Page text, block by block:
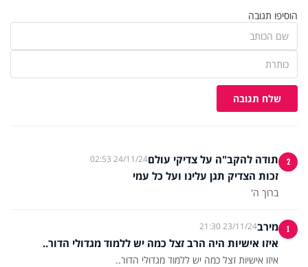
הוסיפו תגובה
שלח תגובה
2 תודה להקב"ה על צדיקי עולם24/11/24 02:53
זכות הצדיק תגן עלינו ועל כל עמי
ברוך ה'
1 מירב23/11/24 21:30
איזו אישיות היה הרב זצל כמה יש ללמוד מגדולי הדור..
איזו אישיות זצל כמה יש ללמוד מגדולי הדור..